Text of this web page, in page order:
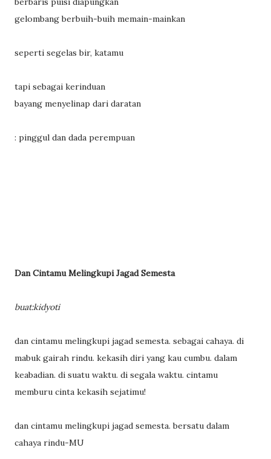
gelombang berbuih-buih memain-mainkan
seperti segelas bir, katamu
tapi sebagai kerinduan
bayang menyelinap dari daratan
: pinggul dan dada perempuan
Dan Cintamu Melingkupi Jagad Semesta
buat:kidyoti
dan cintamu melingkupi jagad semesta. sebagai cahaya. di
mabuk gairah rindu. kekasih diri yang kau cumbu. dalam
keabadian. di suatu waktu. di segala waktu. cintamu
memburu cinta kekasih sejatimu!
dan cintamu melingkupi jagad semesta. bersatu dalam
cahaya rindu-MU